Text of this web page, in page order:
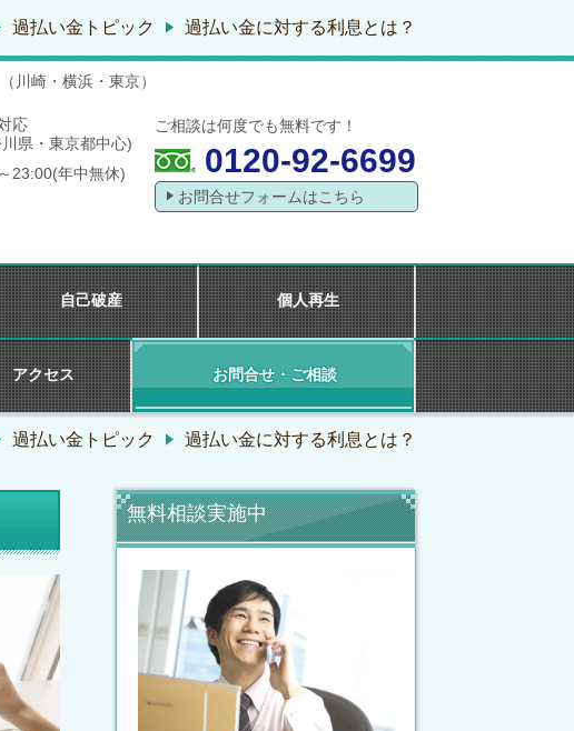
過払い金トピック 過払い金に対する利息とは？
川崎・横浜・東京）
応
県・東京都中心)
23:00(年中無休)
ご相談は何度でも無料です！
0120-92-6699
お問合せフォームはこちら
自己破産 個人再生
アクセス お問合せ・ご相談
過払い金トピック 過払い金に対する利息とは？
無料相談実施中